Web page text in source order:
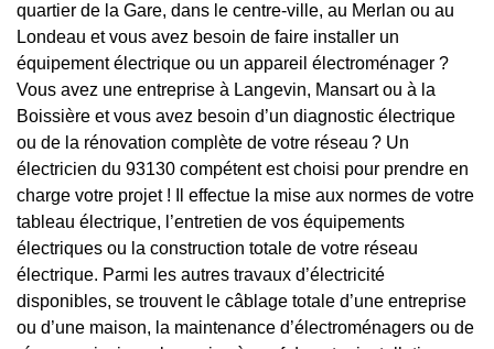
quartier de la Gare, dans le centre-ville, au Merlan ou au
Londeau et vous avez besoin de faire installer un
équipement électrique ou un appareil électroménager ?
Vous avez une entreprise à Langevin, Mansart ou à la
Boissière et vous avez besoin d’un diagnostic électrique
ou de la rénovation complète de votre réseau ? Un
électricien du 93130 compétent est choisi pour prendre en
charge votre projet ! Il effectue la mise aux normes de votre
tableau électrique, l’entretien de vos équipements
électriques ou la construction totale de votre réseau
électrique. Parmi les autres travaux d’électricité
disponibles, se trouvent le câblage totale d’une entreprise
ou d’une maison, la maintenance d’électroménagers ou de